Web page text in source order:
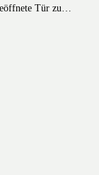
Tür zu…